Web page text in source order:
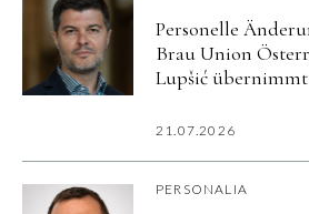
Personelle
Brau Union
Lupšić
21.07.2026
PERSONALIA